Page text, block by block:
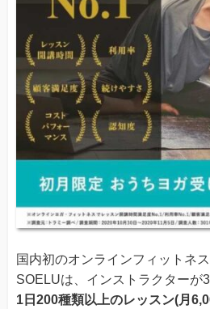
国内初のオンラインフィットネ
SOELUは、インストラクターが
1日200種類以上のレッスン(月